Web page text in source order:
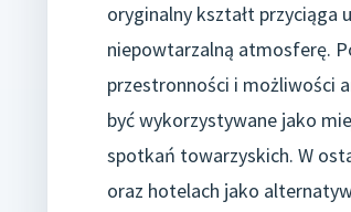
oryginalny kształt przyciąga
niepowtarzalną atmosferę.
przestronności i możliwości
być wykorzystywane jako
spotkań towarzyskich. W
oraz hotelach jako